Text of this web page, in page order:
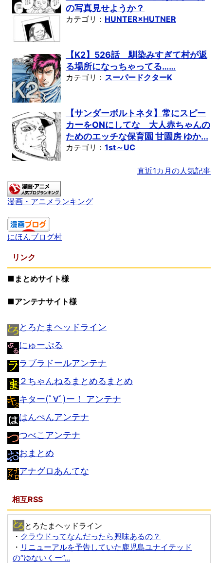
の写真見せようか？
カテゴリ： HUNTER×HUTNER
【K2】526話 馴染みすぎて村が返
る場所になっちゃってる……
カテゴリ： スーパードクターK
【サンダーボルトネタ】常にスピー
カーをONにしてな 大人赤ちゃんの
ためのエッチな保育園 甘園房 ゆか...
カテゴリ： 1st～UC
直近1カ月の人気記事
漫画・アニメランキング
にほんブログ村
リンク
■まとめサイト様
■アンテナサイト様
とろたまヘッドライン
にゅーぷる
ラブラドールアンテナ
２ちゃんねるまとめるまとめ
キター(ﾟ∀ﾟ)ー！ アンテナ
はんぺんアンテナ
つべこアンテナ
おまとめ
アナグロあんてな
相互RSS
とろたまヘッドライン
・ クラウドってなんだったら興味あるの？
・ リニューアルを予告していた鹿児島ユナイテッド
の“ゆないくー”...